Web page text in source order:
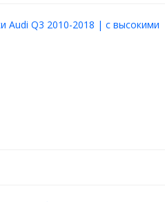
Audi Q3 2010-2018 | с высокими